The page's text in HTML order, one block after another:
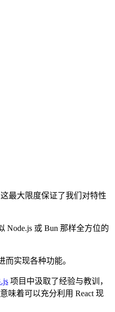
最大限度保证了我们对特性
或 Bun 那样全方位的
实现各种功能。
项目中汲取了经验与教训，
味着可以充分利用 React 现